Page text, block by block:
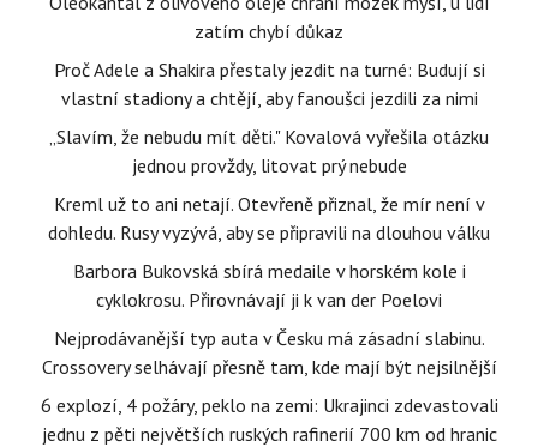
zatím chybí důkaz
Proč Adele a Shakira přestaly jezdit na turné: Budují si
vlastní stadiony a chtějí, aby fanoušci jezdili za nimi
„Slavím, že nebudu mít děti." Kovalová vyřešila otázku
jednou provždy, litovat prý nebude
Kreml už to ani netají. Otevřeně přiznal, že mír není v
dohledu. Rusy vyzývá, aby se připravili na dlouhou válku
Barbora Bukovská sbírá medaile v horském kole i
cyklokrosu. Přirovnávají ji k van der Poelovi
Nejprodávanější typ auta v Česku má zásadní slabinu.
Crossovery selhávají přesně tam, kde mají být nejsilnější
6 explozí, 4 požáry, peklo na zemi: Ukrajinci zdevastovali
jednu z pěti největších ruských rafinerií 700 km od hranic